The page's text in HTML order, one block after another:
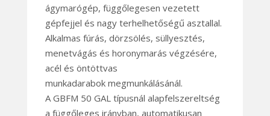
ágymarógép, függőlegesen vezetett
gépfejjel és nagy terhelhetőségű asztallal.
Alkalmas fúrás, dörzsölés, süllyesztés,
menetvágás és horonymarás végzésére,
acél és öntöttvas
munkadarabok megmunkálásánál.
A GBFM 50 GAL típusnál alapfelszereltség
a függőleges irányban, automatikusan